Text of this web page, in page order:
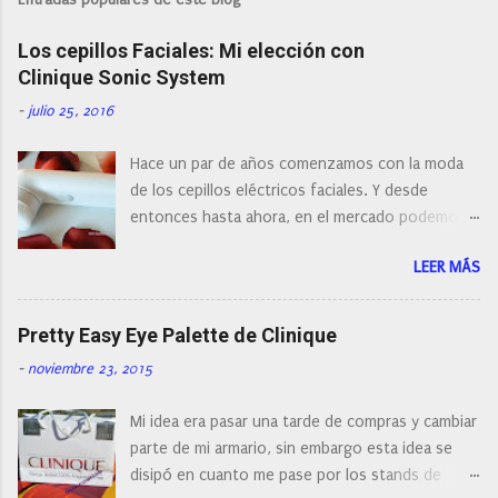
Los cepillos Faciales: Mi elección con
Clinique Sonic System
- julio 25, 2016
Hace un par de años comenzamos con la moda
de los cepillos eléctricos faciales. Y desde
entonces hasta ahora, en el mercado podemos
con diferentes características, a pilas, a batería,
cepillos de rotación o de oscilación... y
naturalmente de todos los precios. Existe en la
actualidad tal variedad, que antes de hacer la
compra debemos de hacernos unas preguntas:
post os voy a dar mi opinión de porque elegí mi
cepillo facial de Clinique
LEER MÁS
Pretty Easy Eye Palette de Clinique
- noviembre 23, 2015
Mi idea era pasar una tarde de compras y cambiar
parte de mi armario, sin embargo esta idea se
disipó en cuanto me pase por los stands de